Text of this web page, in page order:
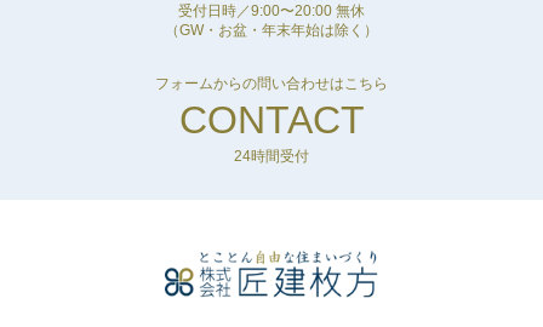
受付日時／9:00〜20:00 無休
（GW・お盆・年末年始は除く）
フォームからの問い合わせはこちら
CONTACT
24時間受付